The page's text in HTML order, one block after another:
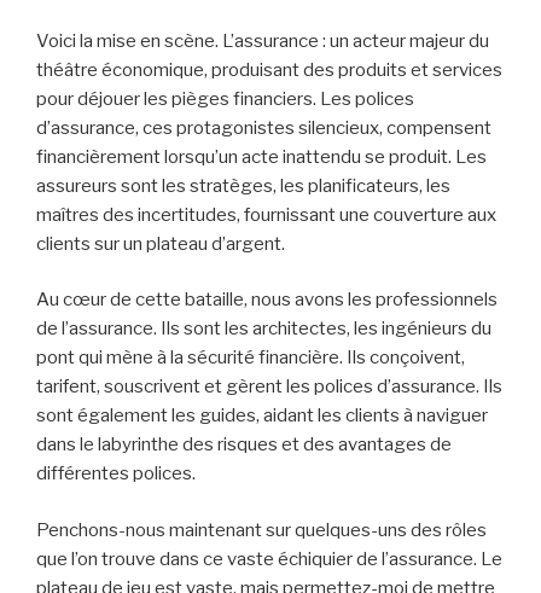
Publié
le
13 mai 2023
Les métiers de l’assurance
et de l’intrigue de l’univers de l’assurance. Un monde en
perpétuelle métamorphose, présentant une myriade de
professions toutes plus passionnantes les unes que les
autres. C’est une arène où les combattants luttent contre
l’incertitude financière, cherchant à apporter un voile de
sérénité à leurs clients. Préparez-vous à explorer les
coins et recoins de cette industrie, à découvrir les
qui ont choisi ce parcours.
Voici la mise en scène. L’assurance : un acteur majeur du